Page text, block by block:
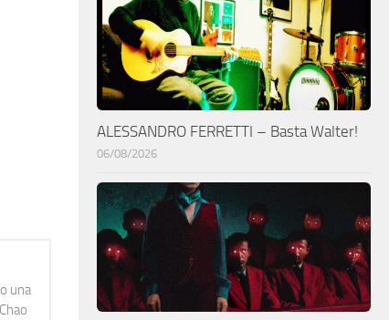
una
ALESSANDRO FERRETTI – Basta Walter!
06/08/2026